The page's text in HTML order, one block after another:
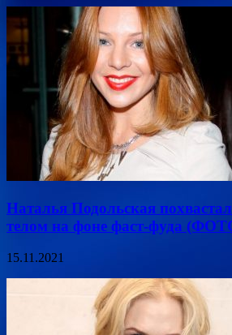
Наталья Подольская
телом на фоне фаст-фуда
15.11.2021